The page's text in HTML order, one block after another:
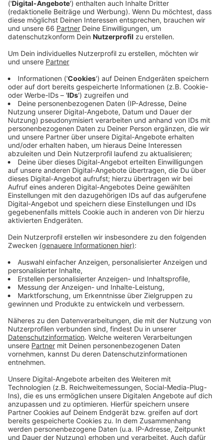
eine Schusswaffe gefunden worden. Weitere
Einzelheiten wollten Polizei und
Staatsanwaltschaft nicht nennen. Man wolle die
weiteren Ermittlungen nicht gefährden, sagte
Staatsanwältin Laura Hollmann am Morgen auf
Nachfrage.
Veröffentlicht: Montag, 20.09.2021 15:01
Anzeige
Der Einsatz in dem Hotel hatte Spezialeinheiten der
Polizei auf den Plan gerufen, sogar ein Panzer stand
vor dem Hotel. Polizei und Staatsanwaltschaft sind
aktuell äußerst zurückhaltend, was Informationen zu
einem möglichen Verbrechen und Information zur
Person des Inhaftierten angeht. In jedem Fall waren
die Vorwürfe ausreichend, um einen Haftbefehl zu
erwirken.
Anzeige
Weitere Infos und Links zum Thema
Anzeige
Die Meldung der Polizei vom Wochenende
So haben wir über den Einsatz berichtet